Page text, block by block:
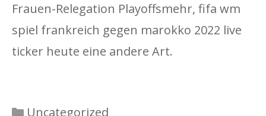
Frauen-Relegation Playoffsmehr, fifa wm
spiel frankreich gegen marokko 2022 live
ticker heute eine andere Art.
Categories
Uncategorized